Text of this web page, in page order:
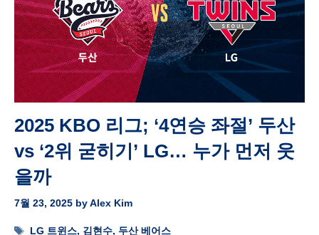
2025 KBO 리그; ‘4연승 좌절’ 두산
vs ‘2위 굳히기’ LG… 누가 먼저 웃
을까
7월 23, 2025 byAlex Kim
Tags
LG 트윈스, 김현수, 두산 베어스